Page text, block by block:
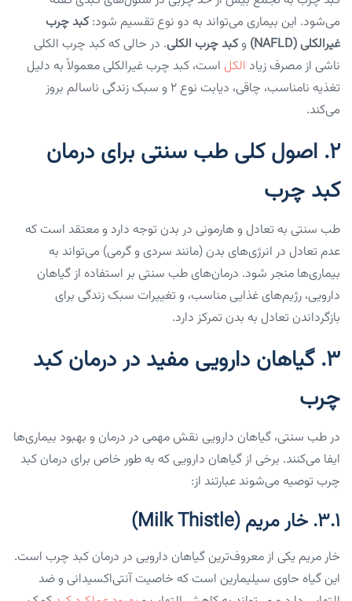
می‌شود. این بیماری می‌تواند به دو نوع تقسیم شود:کبد چرب
غیرالکلی (NAFLD)
وکبد چرب الکلی. در حالی که کبد چرب الکلی
ناشی از مصرف زیاد الکل است، کبد چرب غیرالکلی معمولاً به دلیل
تغذیه نامناسب، چاقی، دیابت نوع ۲ و سبک زندگی ناسالم بروز
می‌کند.
۲. اصول کلی طب سنتی برای درمان
کبد چرب
طب سنتی به تعادل و هارمونی در بدن توجه دارد و معتقد است که
عدم تعادل در انرژی‌های بدن (مانند سردی و گرمی) می‌تواند به
بیماری‌ها منجر شود. درمان‌های طب سنتی بر استفاده از گیاهان
دارویی، رژیم‌های غذایی مناسب، و تغییرات سبک زندگی برای
بازگرداندن تعادل به بدن تمرکز دارد.
۳. گیاهان دارویی مفید در درمان کبد
چرب
در طب سنتی، گیاهان دارویی نقش مهمی در درمان و بهبود بیماری‌ها
ایفا می‌کنند. برخی از گیاهان دارویی که به طور خاص برای درمان کبد
چرب توصیه می‌شوند عبارتند از:
۳.۱. خار مریم (Milk Thistle)
خار مریم یکی از معروف‌ترین گیاهان دارویی در درمان کبد چرب است.
این گیاه حاوی سیلیمارین است که خاصیت آنتی‌اکسیدانی و ضد